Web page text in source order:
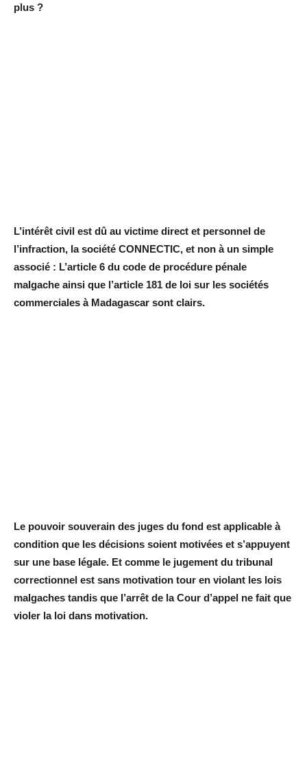
plus ?
L’intérêt civil est dû au victime direct et personnel de
l’infraction, la société CONNECTIC, et non à un simple
associé : L’article 6 du code de procédure pénale
malgache ainsi que l’article 181 de loi sur les sociétés
commerciales à Madagascar sont clairs.
Le pouvoir souverain des juges du fond est applicable à
condition que les décisions soient motivées et s’appuyent
sur une base légale. Et comme le jugement du tribunal
correctionnel est sans motivation tour en violant les lois
malgaches tandis que l’arrêt de la Cour d’appel ne fait que
violer la loi dans motivation.